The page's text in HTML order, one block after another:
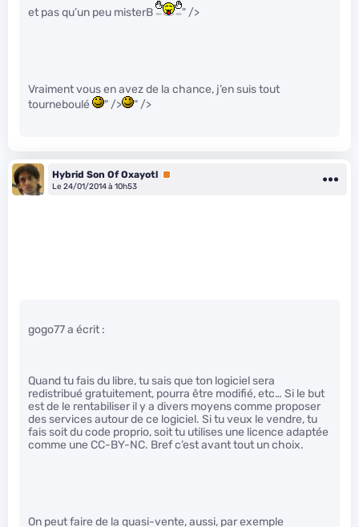
et pas qu’un peu misterB " />
Vraiment vous en avez de la chance, j’en suis tout
tourneboulé
" /> " />
Hybrid Son Of Oxayotl Premium
Le 24/01/2014 à 10h53
gogo77 a écrit :
Quand tu fais du libre, tu sais que ton logiciel sera
redistribué gratuitement, pourra être modifié, etc… Si le but
est de le rentabiliser il y a divers moyens comme proposer
des services autour de ce logiciel. Si tu veux le vendre, tu
fais soit du code proprio, soit tu utilises une licence adaptée
comme une CC-BY-NC. Bref c’est avant tout un choix.
On peut faire de la quasi-vente, aussi, par exemple